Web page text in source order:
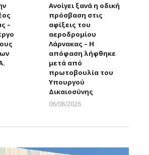
–
Ανοίγει ξανά η οδική
πρόσβαση στις
αφίξεις του
αεροδρομίου
Λάρνακας – Η
απόφαση λήφθηκε
μετά από
πρωτοβουλία του
Υπουργού
Δικαιοσύνης
06/08/2026